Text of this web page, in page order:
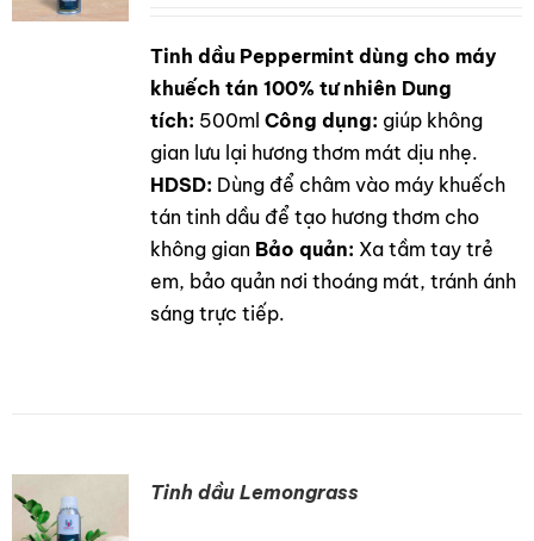
LIÊN HỆ
Tinh dầu Peppermint dùng cho máy
khuếch tán 100% tư nhiên Dung
tích: 500ml Công dụng: giúp không
gian lưu lại hương thơm mát dịu nhẹ.
HDSD: Dùng để châm vào máy khuếch
tán tinh dầu để tạo hương thơm cho
không gian Bảo quản: Xa tầm tay trẻ
em, bảo quản nơi thoáng mát, tránh ánh
sáng trực tiếp.
Tinh dầu Lemongrass